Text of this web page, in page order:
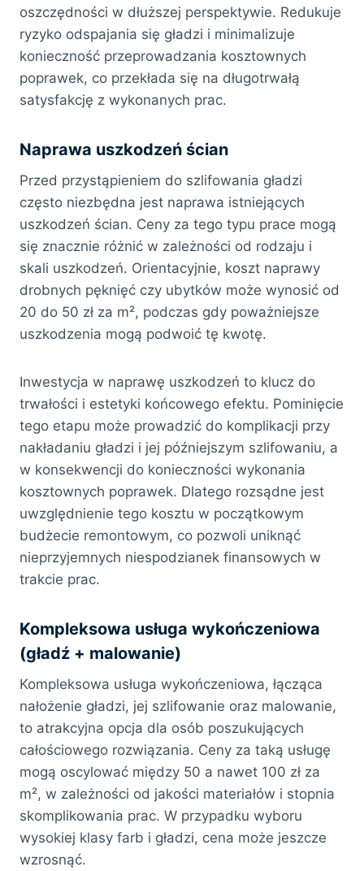
oszczędności w dłuższej perspektywie. Redukuje
ryzyko odspajania się gładzi i minimalizuje
konieczność przeprowadzania kosztownych
poprawek, co przekłada się na długotrwałą
satysfakcję z wykonanych prac.
Naprawa uszkodzeń ścian
Przed przystąpieniem do szlifowania gładzi
często niezbędna jest naprawa istniejących
uszkodzeń ścian. Ceny za tego typu prace mogą
się znacznie różnić w zależności od rodzaju i
skali uszkodzeń. Orientacyjnie, koszt naprawy
drobnych pęknięć czy ubytków może wynosić od
20 do 50 zł za m², podczas gdy poważniejsze
uszkodzenia mogą podwoić tę kwotę.
Inwestycja w naprawę uszkodzeń to klucz do
trwałości i estetyki końcowego efektu. Pominięcie
tego etapu może prowadzić do komplikacji przy
nakładaniu gładzi i jej późniejszym szlifowaniu, a
w konsekwencji do konieczności wykonania
kosztownych poprawek. Dlatego rozsądne jest
uwzględnienie tego kosztu w początkowym
budżecie remontowym, co pozwoli uniknąć
nieprzyjemnych niespodzianek finansowych w
trakcie prac.
Kompleksowa usługa wykończeniowa
(gładź + malowanie)
Kompleksowa usługa wykończeniowa, łącząca
nałożenie gładzi, jej szlifowanie oraz malowanie,
to atrakcyjna opcja dla osób poszukujących
całościowego rozwiązania. Ceny za taką usługę
mogą oscylować między 50 a nawet 100 zł za
m², w zależności od jakości materiałów i stopnia
skomplikowania prac. W przypadku wyboru
wysokiej klasy farb i gładzi, cena może jeszcze
wzrosnąć.